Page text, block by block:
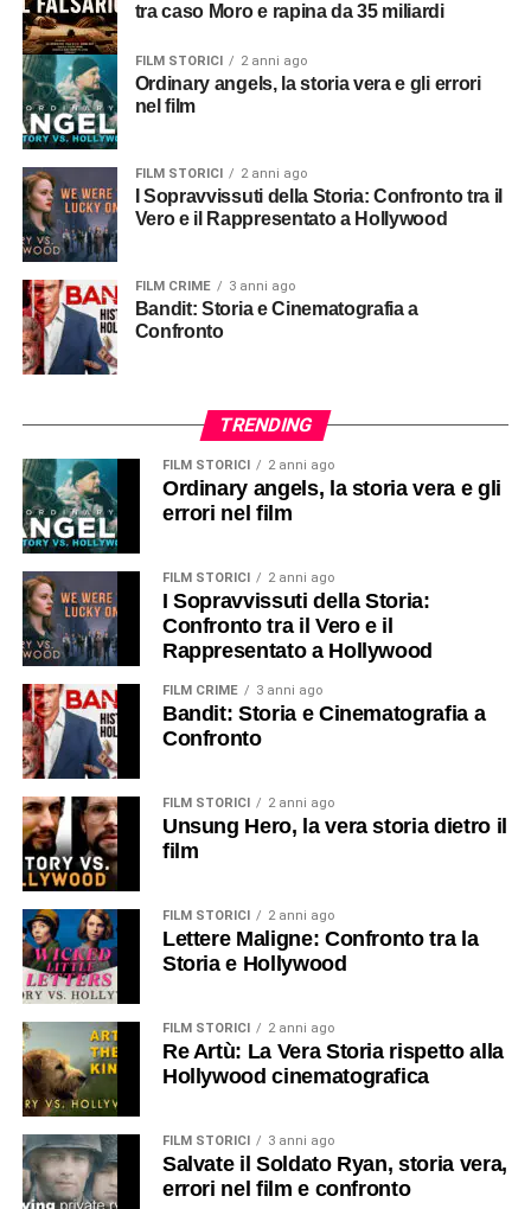
tra caso Moro e rapina da 35 miliardi
FILM STORICI 2 anni ago
Ordinary angels, la storia vera e gli errori
nel film
FILM STORICI 2 anni ago
Vero e il Rappresentato a Hollywood
FILM CRIME 3 anni ago
Bandit: Storia e Cinematografia a
Confronto
TRENDING
FILM STORICI 2 anni ago
Ordinary angels, la storia vera e gli
errori nel film
FILM STORICI 2 anni ago
I Sopravvissuti della Storia:
Confronto tra il Vero e il
Rappresentato a Hollywood
FILM CRIME 3 anni ago
Bandit: Storia e Cinematografia a
Confronto
FILM STORICI 2 anni ago
Unsung Hero, la vera storia dietro il
film
FILM STORICI 2 anni ago
Lettere Maligne: Confronto tra la
Storia e Hollywood
FILM STORICI 2 anni ago
Re Artù: La Vera Storia rispetto alla
Hollywood cinematografica
FILM STORICI 3 anni ago
Salvate il Soldato Ryan, storia vera,
errori nel film e confronto